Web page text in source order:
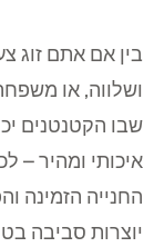
בין אם אתם זוג
ושלווה, או
שבו הקטנטנים
איכותי ומהיר –
החנייה הזמינה
יוצרות סביבה